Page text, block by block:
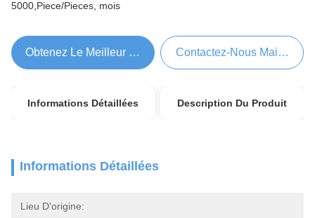
5000,Piece/Pieces, mois
Obtenez Le Meilleur Prix Contactez-Nous Maintenant
Informations Détaillées Description Du Produit
Informations Détaillées
Lieu D'origine: